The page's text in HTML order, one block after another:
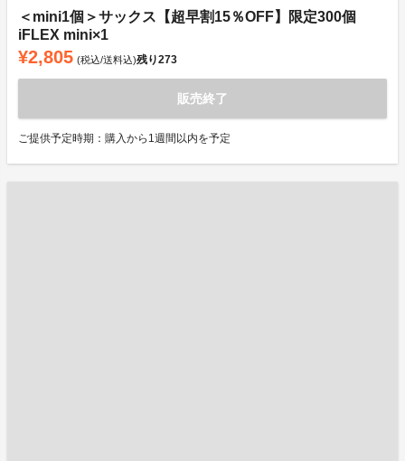
＜mini1個＞サックス【超早割15％OFF】限定300個
iFLEX mini×1
¥2,805 (税込/送料込)残り273
販売終了
ご提供予定時期：購入から1週間以内を予定